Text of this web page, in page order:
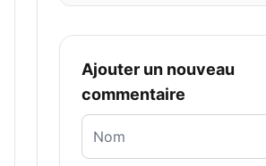
Ajouter un nouveau
commentaire